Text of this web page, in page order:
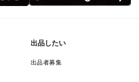
出品したい
出品者募集